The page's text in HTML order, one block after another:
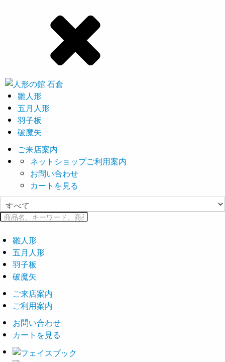
雛人形
五月人形
羽子板
破魔矢
ご来店案内
ネットショップご利用案内
お問い合わせ
カートを見る
雛人形
五月人形
羽子板
破魔矢
ご来店案内
ご利用案内
お問い合わせ
カートを見る